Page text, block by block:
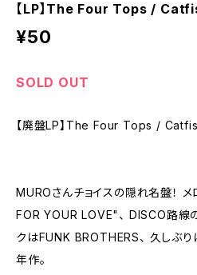
【LP】The Four Tops /
¥50
SOLD OUT
【廃盤LP】The Four Tops /
MUROさんチョイスの隠れ名盤！
FOR YOUR LOVE"、 DISCO路線
クはFUNK BROTHERS、 久しぶ
年作。